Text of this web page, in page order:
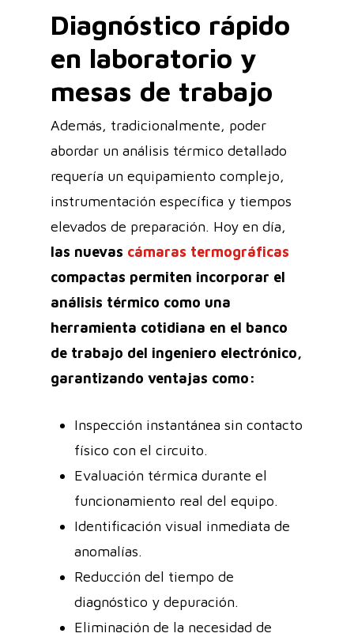
Diagnóstico rápido
en laboratorio y
mesas de trabajo
Además, tradicionalmente, poder
abordar un análisis térmico detallado
requería un equipamiento complejo,
instrumentación específica y tiempos
elevados de preparación. Hoy en día,
las nuevas cámaras termográficas
compactas permiten incorporar el
análisis térmico como una
herramienta cotidiana en el banco
de trabajo del ingeniero electrónico,
garantizando ventajas como:
Inspección instantánea sin contacto
físico con el circuito.
Evaluación térmica durante el
funcionamiento real del equipo.
Identificación visual inmediata de
anomalías.
Reducción del tiempo de
diagnóstico y depuración.
Eliminación de la necesidad de